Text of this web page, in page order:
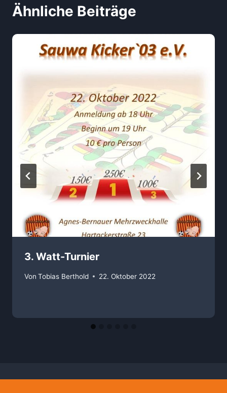
Ähnliche Beiträge
3. Watt-Turnier
Von Tobias Berthold 22. Oktober 2022